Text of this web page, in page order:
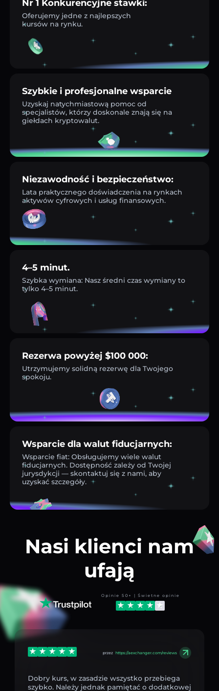
Nr 1 Konkurencyjne stawki:
Oferujemy jedne z najlepszych
kursów na rynku.
Szybkie i profesjonalne wsparcie
Uzyskaj natychmiastową pomoc od
specjalistów, którzy doskonale znają się na
giełdach kryptowalut.
Niezawodność i bezpieczeństwo:
Lata praktycznego doświadczenia na rynkach
aktywów cyfrowych i usług finansowych.
4–5 minut.
Szybka wymiana: Nasz średni czas wymiany to
tylko 4–5 minut.
Rezerwa powyżej $100 000:
Utrzymujemy solidną rezerwę dla Twojego
spokoju.
Wsparcie dla walut fiducjarnych:
Wsparcie fiat: Obsługujemy wiele walut
fiducjarnych. Dostępność zależy od Twojej
jurysdykcji — skontaktuj się z nami, aby
uzyskać szczegóły.
Nasi klienci nam
ufają
Opinie 50+ | Świetne opinie
przez https://aexchanger.com/reviews
Dobry kurs, w zasadzie wszystko przebiega
szybko. Należy jednak pamiętać o dodatkowej